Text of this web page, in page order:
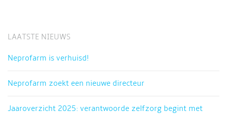
LAATSTE NIEUWS
Neprofarm is verhuisd!
Neprofarm zoekt een nieuwe directeur
Jaaroverzicht 2025: verantwoorde zelfzorg begint met